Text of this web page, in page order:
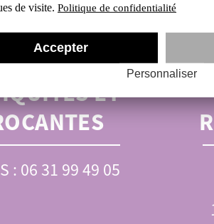
ET
: 06 31 99 49 05
de visite. Politique de confidentialité
Accepter
Personnaliser